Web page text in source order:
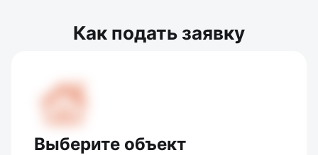
Как подать заявку
Выберите объект